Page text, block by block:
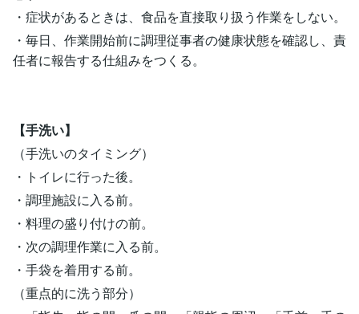
・症状があるときは、食品を直接取り扱う作業をしない。
・毎日、作業開始前に調理従事者の健康状態を確認し、責
任者に報告する仕組みをつくる。
【手洗い】
（手洗いのタイミング）
・トイレに行った後。
・調理施設に入る前。
・料理の盛り付けの前。
・次の調理作業に入る前。
・手袋を着用する前。
（重点的に洗う部分）